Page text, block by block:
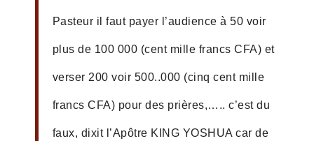
Pasteur il faut payer l’audience à 50 voir
plus de 100 000 (cent mille francs CFA) et
verser 200 voir 500..000 (cinq cent mille
francs CFA) pour des prières,….. c’est du
faux, dixit l’Apôtre KING YOSHUA car de